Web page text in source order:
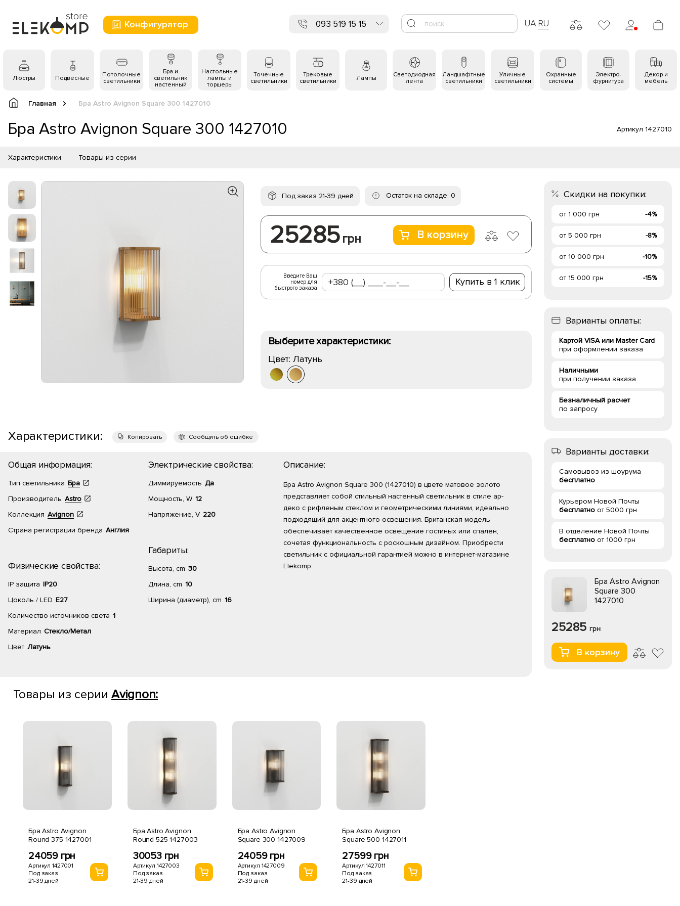
Конфигуратор 093 519 15 15 UA RU
Люстры Подвесные
Потолочные
светильники
Бра и
светильник
настенный
Настольные
лампы и
торшеры
Точечные
светильники
Трековые
светильники
Лампы
Светодиодная
лента
Ландшафтные
светильники
Уличные
светильники
Охранные
системы
Электро-
фурнитура
Декор и
мебель
Главная Бра Astro Avignon Square 300 1427010
Бра Astro Avignon Square 300 1427010 Артикул 1427010
Характеристики Товары из серии
Под заказ 21-39 дней Остаток на складе: 0
25285 грн В корзину
Введите Ваш
номер для
быстрого заказа
Купить в 1 клик
Выберите характеристики:
Цвет: Латунь
Характеристики: Копировать Сообщить об ошибке
Общая информация:
Тип светильника Бра
Производитель Astro
Коллекция Avignon
Страна регистрации бренда Англия
Физические свойства:
IP защита IP20
Цоколь / LED E27
Количество источников света 1
Материал Стекло/Метал
Цвет Латунь
Электрические свойства:
Диммируемость Да
Мощность, W 12
Напряжение, V 220
Габариты:
Высота, cm 30
Длина, cm 10
Ширина (диаметр), cm 16
Описание:
Бра Astro Avignon Square 300 (1427010) в цвете матовое золото
представляет собой стильный настенный светильник в стиле ар-
деко с рифленым стеклом и геометрическими линиями, идеально
подходящий для акцентного освещения. Британская модель
обеспечивает качественное освещение гостиных или спален,
сочетая функциональность с роскошным дизайном. Приобрести
светильник с официальной гарантией можно в интернет-магазине
Elekomp
Товары из серии Avignon:
Бра Astro Avignon
Round 375 1427001
24059 грн
Артикул 1427001
Под заказ
21-39 дней
Бра Astro Avignon
Round 525 1427003
30053 грн
Артикул 1427003
Под заказ
21-39 дней
Бра Astro Avignon
Square 300 1427009
24059 грн
Артикул 1427009
Под заказ
21-39 дней
Бра Astro Avignon
Square 500 1427011
27599 грн
Артикул 1427011
Под заказ
21-39 дней
Скидки на покупки:
от 1 000 грн -4%
от 5 000 грн -8%
от 10 000 грн -10%
от 15 000 грн -15%
Варианты оплаты:
Картой VISA или Master Card
при оформлении заказа
Наличными
при получении заказа
Безналичный расчет
по запросу
Варианты доставки:
Самовывоз из шоурума
бесплатно
Курьером Новой Почты
бесплатно от 5000 грн
В отделение Новой Почты
бесплатно от 1000 грн
Бра Astro Avignon
Square 300
1427010
25285 грн
В корзину